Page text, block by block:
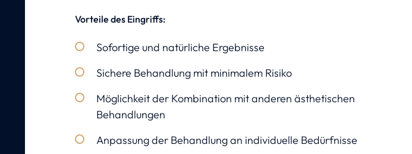
Vorteile des Eingriffs:
Sofortige und natürliche Ergebnisse
Sichere Behandlung mit minimalem Risiko
Möglichkeit der Kombination mit anderen ästhetischen
Behandlungen
Anpassung der Behandlung an individuelle Bedürfnisse